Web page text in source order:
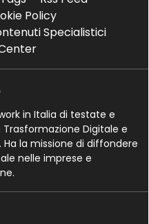
Policy
Specialistici
in Italia di testate e
Digitale e
Ha la missione di diffondere
nelle imprese e